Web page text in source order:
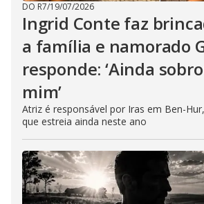
DO R7/19/07/2026
Ingrid Conte faz
a família e namorado
responde: ‘Ainda
mim’
Atriz é responsável por Iras em Ben-
que estreia ainda neste ano